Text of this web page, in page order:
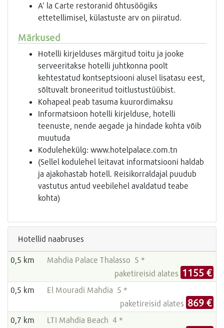
A' la Carte restoranid õhtusöögiks
ettetellimisel, külastuste arv on piiratud.
Märkused
Hotelli kirjelduses märgitud toitu ja jooke
serveeritakse hotelli juhtkonna poolt
kehtestatud kontseptsiooni alusel lisatasu eest,
sõltuvalt broneeritud toitlustustüübist.
Kohapeal peab tasuma kuurordimaksu
Informatsioon hotelli kirjelduse, hotelli
teenuste, nende aegade ja hindade kohta võib
muutuda
Kodulehekülg: www.hotelpalace.com.tn
(Sellel kodulehel leitavat informatsiooni haldab
ja ajakohastab hotell. Reisikorraldajal puudub
vastutus antud veebilehel avaldatud teabe
kohta)
Hotellid naabruses
0,5 km
Mahdia Palace Thalasso 5 *
paketireisid alates 1155 €
0,5 km
El Mouradi Mahdia 5 *
paketireisid alates 869 €
0,7 km
LTI Mahdia Beach 4 *